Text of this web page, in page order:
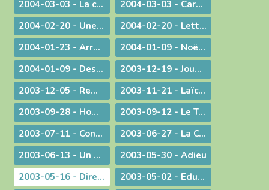
2004-03-03 - La conversion est possible
2004-03-03 - Carême : Lettre pastorale & Courrier aux prêtres du diocèse
2004-02-20 - Une visite pas comme les autres !
2004-02-20 - Lettre de l'évêque de Belley-Ars aux prêtres du diocèse
2004-01-23 - Arrêt sur image
2004-01-09 - Noël ! "un" Sauveur ou "LE" Sauveur
2004-01-09 - Des voeux de nouvel an tirés de l'actualité
2003-12-19 - Jouez hautbois, résonnez musettes !
2003-12-05 - Remue-ménage au parlement !
2003-11-21 - Laïcité : confiance et appréhension
2003-09-28 - Homélie de la Messe du 26° dimanche ordinaire radiodiffusée depuis l'Abbaye d'Ambronay
2003-09-12 - Le Trésor de l'Eucharistie
2003-07-11 - Continuez votre oeuvre précieuse et irremplaçable
2003-06-27 - La Constitution européenne : ultime version - Un silence plus éloquent que toutes les paroles
2003-06-13 - Un préambule contesté
2003-05-30 - Adieu
2003-05-16 - Dire merci !
2003-05-02 - Education et vocation